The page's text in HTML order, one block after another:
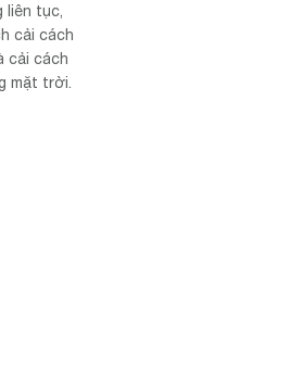
tục,
cải cách
cải cách
mặt trời.